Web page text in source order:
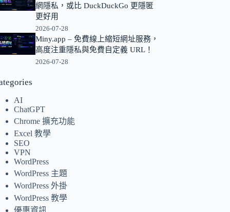
網隱私，或比 DuckDuckGo 更隱匿
更好用
2026-07-28
Miny.app – 免費線上縮短網址服務，
高度注重隱私與免費自定義 URL！
2026-07-28
AI
ChatGPT
Chrome 擴充功能
Excel 教學
SEO
VPN
WordPress
WordPress 主題
WordPress 外掛
WordPress 教學
優惠資訊